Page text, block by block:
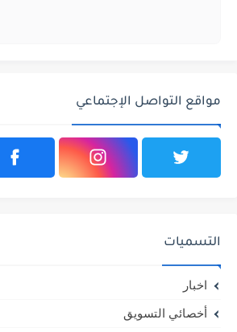
مواقع التواصل الإجتماعي
التسميات
اخبار
أخصائي التسويق